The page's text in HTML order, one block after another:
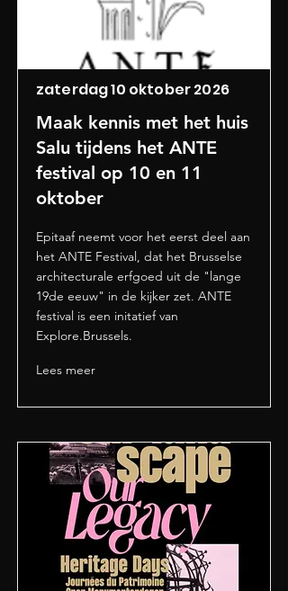
zaterdag 10 oktober 2026
Maak kennis met het huis
Salu tijdens het ANTE
festival op 10 en 11
oktober
Epitaaf neemt voor het eerst deel aan
het ANTE Festival, dat het Brusselse
architecturale erfgoed uit de "lange
19de eeuw" in de kijker zet. ANTE
festival is een initatief van
Explore.Brussels.
Lees meer